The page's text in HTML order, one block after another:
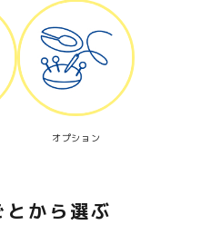
オプション
とから選ぶ